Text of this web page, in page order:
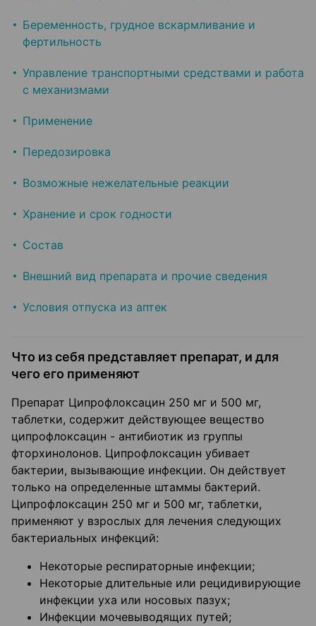
Беременность, грудное вскармливание и
фертильность
Управление транспортными средствами и работа
с механизмами
Применение
Передозировка
Возможные нежелательные реакции
Хранение и срок годности
Состав
Внешний вид препарата и прочие сведения
Условия отпуска из аптек
Что из себя представляет препарат, и для
чего его применяют
Препарат Ципрофлоксацин 250 мг и 500 мг,
таблетки, содержит действующее вещество
ципрофлоксацин - антибиотик из группы
фторхинолонов. Ципрофлоксацин убивает
бактерии, вызывающие инфекции. Он действует
только на определенные штаммы бактерий.
Ципрофлоксацин 250 мг и 500 мг, таблетки,
применяют у взрослых для лечения следующих
бактериальных инфекций:
Некоторые респираторные инфекции;
Некоторые длительные или рецидивирующие
инфекции уха или носовых пазух;
Инфекции мочевыводящих путей;